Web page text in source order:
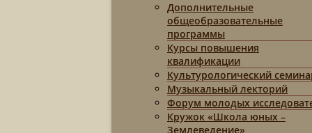
Дополнительные
общеобразовательные
программы
Курсы повышения
квалификации
Культурологический
Музыкальный лекторий
Форум молодых
Кружок «Школа юных –
Землеведение»